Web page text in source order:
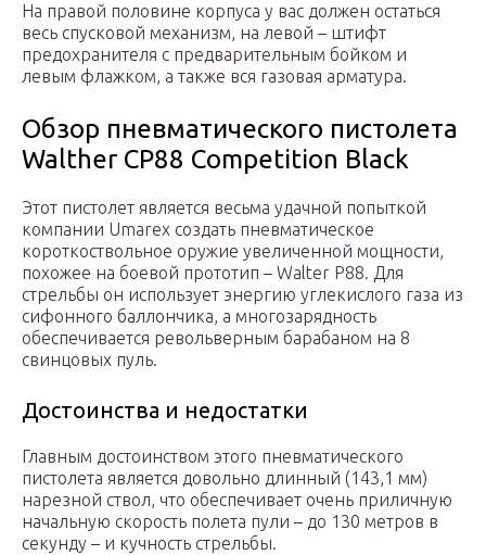
На правой половине корпуса у вас должен остаться
весь спусковой механизм, на левой – штифт
предохранителя с предварительным бойком и
левым флажком, а также вся газовая арматура.
Обзор пневматического пистолета
Walther CP88 Competition Black
Этот пистолет является весьма удачной попыткой
компании Umarex создать пневматическое
короткоствольное оружие увеличенной мощности,
похожее на боевой прототип – Walter P88. Для
стрельбы он использует энергию углекислого газа из
сифонного баллончика, а многозарядность
обеспечивается револьверным барабаном на 8
свинцовых пуль.
Достоинства и недостатки
Главным достоинством этого пневматического
пистолета является довольно длинный (143,1 мм)
нарезной ствол, что обеспечивает очень приличную
начальную скорость полета пули – до 130 метров в
секунду – и кучность стрельбы.